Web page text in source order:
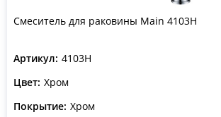
Смеситель для раковины Main 4103H
Артикул: 4103H
Цвет: Хром
Покрытие: Хром